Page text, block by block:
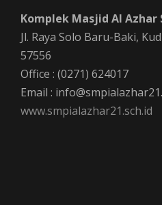
Komplek Masjid Al Azhar
Jl. Raya Solo Baru-Baki,
57556
Office : (0271) 624017
Email :
www.smpialazhar21.sch.id